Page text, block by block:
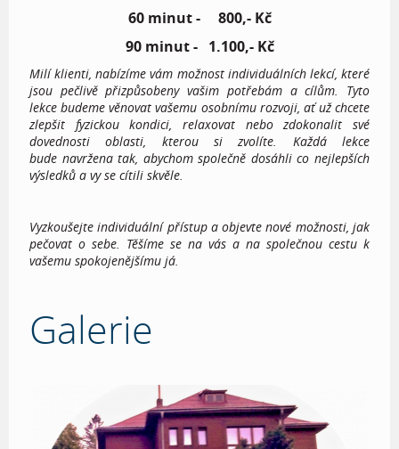
60 minut - 800,- Kč
90 minut - 1.100,- Kč
Milí klienti, nabízíme vám možnost individuálních lekcí, které
jsou pečlivě přizpůsobeny vašim potřebám a cílům. Tyto
lekce budeme věnovat vašemu osobnímu rozvoji, ať už chcete
zlepšit fyzickou kondici, relaxovat nebo zdokonalit své
dovednosti oblasti, kterou si zvolíte. Každá lekce
bude navržena tak, abychom společně dosáhli co nejlepších
výsledků a vy se cítili skvěle.
Vyzkoušejte individuální přístup a objevte nové možnosti, jak
pečovat o sebe. Těšíme se na vás a na společnou cestu k
vašemu spokojenějšímu já.
Galerie